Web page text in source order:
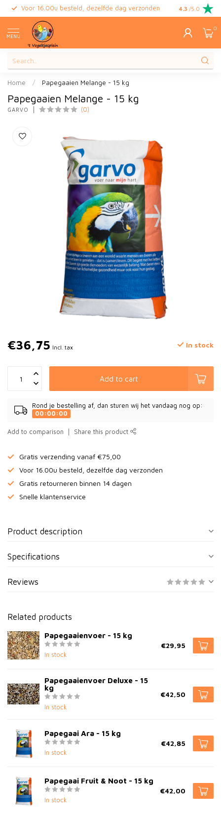
Voor 16.00u besteld, dezelfde dag verzonden Gratis
4.3 /5.0
MENU
0
Home / Papegaaien Melange - 15 kg
Papegaaien Melange - 15 kg
GARVO (0)
€36,75 Incl. tax In stock
Add to cart
Rond je bestelling af, dan sturen wij het vandaag nog op:
00:00:00
Add to comparison Share this product
Gratis verzending vanaf €75,00
Voor 16.00u besteld, dezelfde dag verzonden
Gratis retourneren binnen 14 dagen
Snelle klantenservice
Product description
Specifications
Reviews
Related products
Papegaaienvoer - 15 kg
In stock
€29,95
Papegaaienvoer Deluxe - 15
kg
In stock
€42,50
Papegaai Ara - 15 kg
In stock
€42,85
Papegaai Fruit & Noot - 15 kg
In stock
€42,00